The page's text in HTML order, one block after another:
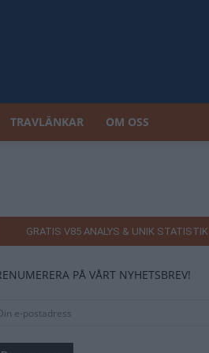
TRAVLÄNKAR OM OSS
GRATIS V85 ANALYS & UNIK STATISTIK
PÅ VÅRT NYHETSBREV!